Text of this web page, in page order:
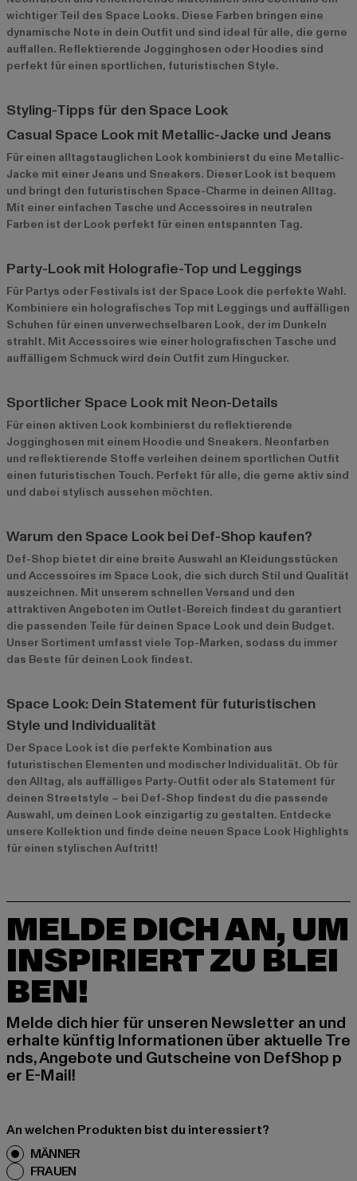
wichtiger Teil des Space Looks. Diese Farben bringen eine
dynamische Note in dein Outfit und sind ideal für alle, die gerne
auffallen. Reflektierende Jogginghosen oder Hoodies sind
perfekt für einen sportlichen, futuristischen Style.
Styling-Tipps für den Space Look
Casual Space Look mit Metallic-Jacke und Jeans
Für einen alltagstauglichen Look kombinierst du eine Metallic-
Jacke mit einer Jeans und Sneakers. Dieser Look ist bequem
und bringt den futuristischen Space-Charme in deinen Alltag.
Mit einer einfachen Tasche und Accessoires in neutralen
Farben ist der Look perfekt für einen entspannten Tag.
Party-Look mit Holografie-Top und Leggings
Für Partys oder Festivals ist der Space Look die perfekte Wahl.
Kombiniere ein holografisches Top mit Leggings und auffälligen
Schuhen für einen unverwechselbaren Look, der im Dunkeln
strahlt. Mit Accessoires wie einer holografischen Tasche und
auffälligem Schmuck wird dein Outfit zum Hingucker.
Sportlicher Space Look mit Neon-Details
Für einen aktiven Look kombinierst du reflektierende
Jogginghosen mit einem Hoodie und Sneakers. Neonfarben
und reflektierende Stoffe verleihen deinem sportlichen Outfit
einen futuristischen Touch. Perfekt für alle, die gerne aktiv sind
und dabei stylisch aussehen möchten.
Warum den Space Look bei Def-Shop kaufen?
Def-Shop bietet dir eine breite Auswahl an Kleidungsstücken
und Accessoires im Space Look, die sich durch Stil und Qualität
auszeichnen. Mit unserem schnellen Versand und den
attraktiven Angeboten im Outlet-Bereich findest du garantiert
die passenden Teile für deinen Space Look und dein Budget.
Unser Sortiment umfasst viele Top-Marken, sodass du immer
das Beste für deinen Look findest.
Space Look: Dein Statement für futuristischen
Style und Individualität
Der Space Look ist die perfekte Kombination aus
futuristischen Elementen und modischer Individualität. Ob für
den Alltag, als auffälliges Party-Outfit oder als Statement für
deinen Streetstyle – bei Def-Shop findest du die passende
Auswahl, um deinen Look einzigartig zu gestalten. Entdecke
unsere Kollektion und finde deine neuen Space Look Highlights
für einen stylischen Auftritt!
MELDE DICH AN, UM
INSPIRIERT ZU BLEI
BEN!
Melde dich hier für unseren Newsletter an und
erhalte künftig Informationen über aktuelle Tre
nds, Angebote und Gutscheine von DefShop p
er E-Mail!
An welchen Produkten bist du interessiert?
MÄNNER
FRAUEN